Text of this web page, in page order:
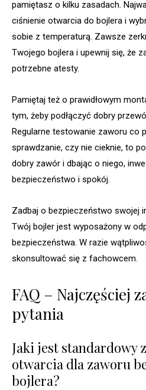
pamiętasz o kilku zasadach.
ciśnienie otwarcia do bojlera i
sobie z temperaturą. Zawsze
Twojego bojlera i upewnij się, że
potrzebne atesty.
Pamiętaj też o prawidłowym
tym, żeby podłączyć dobry
Regularne testowanie zaworu co
sprawdzanie, czy nie cieknie, to
dobry zawór i dbając o niego,
bezpieczeństwo i spokój.
Zadbaj o bezpieczeństwo swojej
Twój bojler jest wyposażony w
bezpieczeństwa. W razie
skonsultować się z fachowcem.
FAQ – Najczęściej
pytania
Jaki jest standardowy
otwarcia dla zaworu
bojlera?